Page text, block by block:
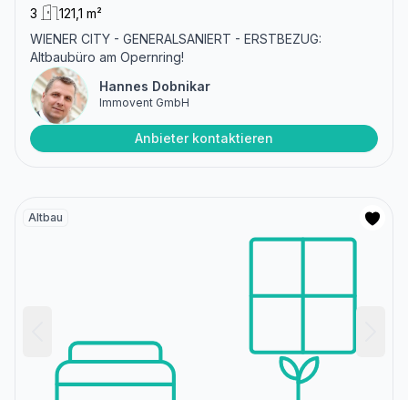
3
121,1 m²
WIENER CITY - GENERALSANIERT - ERSTBEZUG:
Altbaubüro am Opernring!
Hannes Dobnikar
Immovent GmbH
Anbieter kontaktieren
Altbau